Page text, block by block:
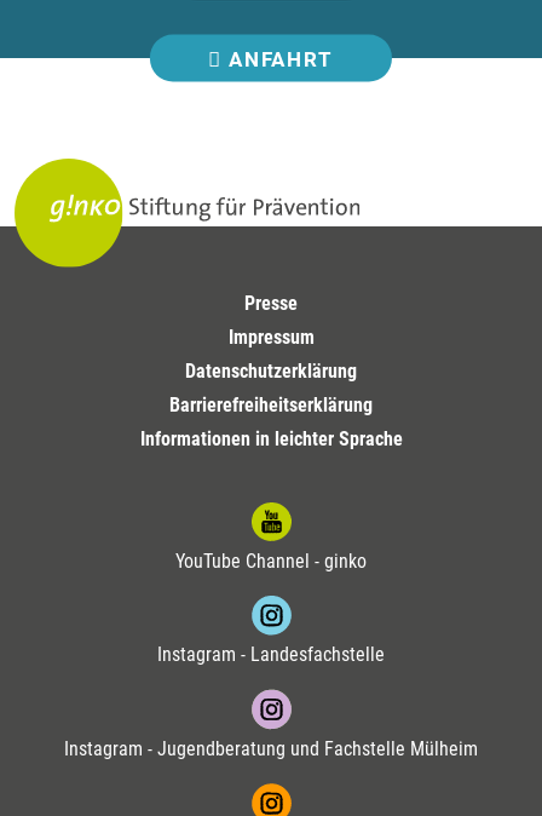
ANFAHRT
Presse
Impressum
Datenschutzerklärung
Barrierefreiheitserklärung
Informationen in leichter Sprache
YouTube Channel - ginko
Instagram - Landesfachstelle
Instagram - Jugendberatung und Fachstelle Mülheim